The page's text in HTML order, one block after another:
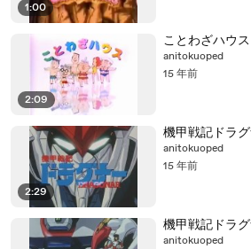
1:00
2:09
ことわざハウス
anitokuoped
15 年前
2:29
機甲戦記ドラ
anitokuoped
15 年前
機甲戦記ドラ
anitokuoped